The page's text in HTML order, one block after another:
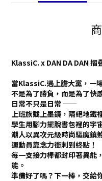
KlassiC. x DAN DA DAN 摺
當KlassiC.遇上膽大黨，一
不是為了勝負，而是為了快
日常不只是日常 ——
上班族戴上墨鏡，隔絕地鐵
學生用腳力擺脫書包裡的宇
潮人以異次元級時尚驅魔鎮
運動員靠念力衝刺到終點！
每一支接力棒都封印著異能
能。
準備好了嗎？下一棒，交給